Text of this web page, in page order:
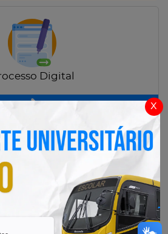
x
Digital
Pública